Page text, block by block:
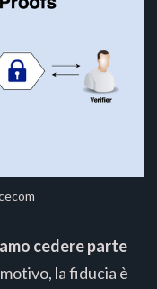
cedere parte
la fiducia è